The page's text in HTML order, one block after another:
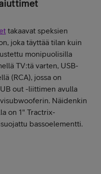
takaavat speksien
joka täyttää tilan kuin
monipuolisilla
TV:tä varten, USB-
(RCA), jossa on
out -liittimen avulla
Näidenkin
on 1" Tractrix-
bassoelementti.